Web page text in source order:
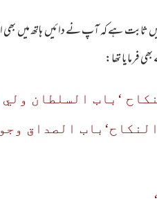
ہے کہ آپ نے دائیں ہاتھ میں بھی
فرمایا تھا:
‘باب السلطان
‘ ح:٥١٣٥ وصحيح مسلم